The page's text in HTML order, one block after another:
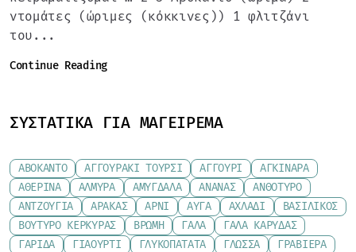
ντομάτες (ώριμες (κόκκινες)) 1 φλιτζάνι
του...
Continue Reading
ΣΥΣΤΑΤΙΚΆ ΓΙΑ ΜΑΓΕΊΡΕΜΑ
ΑΒΟΚΆΝΤΟ ΑΓΓΟΥΡΆΚΙ ΤΟΥΡΣΊ ΑΓΓΟΎΡΙ
ΑΓΚΙΝΆΡΑ
ΑΘΕΡΊΝΑ
ΑΛΜΎΡΑ ΑΜΎΓΔΑΛΑ ΑΝΑΝΆΣ
ΑΝΘΌΤΥΡΟ
ΑΝΤΖΟΎΓΙΑ
ΑΡΑΚΆΣ ΑΡΝΊ ΑΥΓΆ ΑΧΛΆΔΙ
ΒΑΣΙΛΙΚΌΣ
ΒΟΎΤΥΡΟ ΚΕΡΚΎΡΑΣ
ΒΡΏΜΗ ΓΆΛΑ
ΓΆΛΑ ΚΑΡΎΔΑΣ
ΓΑΡΊΔΑ
ΓΙΑΟΎΡΤΙ ΓΛΥΚΟΠΑΤΆΤΑ ΓΛΏΣΣΑ
ΓΡΑΒΙΈΡΑ